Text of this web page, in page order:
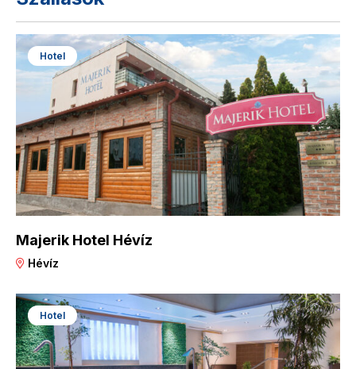
Hotel
Majerik Hotel Hévíz
Hévíz
Hotel